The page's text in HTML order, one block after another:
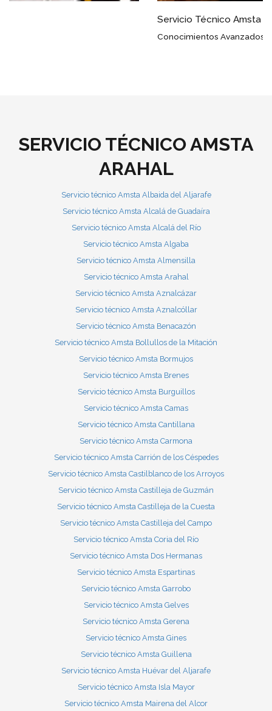
SERVICIO TÉCNICO AMSTA
ARAHAL
Servicio técnico Amsta Albaida del Aljarafe
Servicio técnico Amsta Alcalá de Guadaíra
Servicio técnico Amsta Alcalá del Río
Servicio técnico Amsta Algaba
Servicio técnico Amsta Almensilla
Servicio técnico Amsta Arahal
Servicio técnico Amsta Aznalcázar
Servicio técnico Amsta Aznalcóllar
Servicio técnico Amsta Benacazón
Servicio técnico Amsta Bollullos de la Mitación
Servicio técnico Amsta Bormujos
Servicio técnico Amsta Brenes
Servicio técnico Amsta Burguillos
Servicio técnico Amsta Camas
Servicio técnico Amsta Cantillana
Servicio técnico Amsta Carmona
Servicio técnico Amsta Carrión de los Céspedes
Servicio técnico Amsta Castilblanco de los Arroyos
Servicio técnico Amsta Castilleja de Guzmán
Servicio técnico Amsta Castilleja de la Cuesta
Servicio técnico Amsta Castilleja del Campo
Servicio técnico Amsta Coria del Río
Servicio técnico Amsta Dos Hermanas
Servicio técnico Amsta Espartinas
Servicio técnico Amsta Garrobo
Servicio técnico Amsta Gelves
Servicio técnico Amsta Gerena
Servicio técnico Amsta Gines
Servicio técnico Amsta Guillena
Servicio técnico Amsta Huévar del Aljarafe
Servicio técnico Amsta Isla Mayor
Servicio técnico Amsta Mairena del Alcor